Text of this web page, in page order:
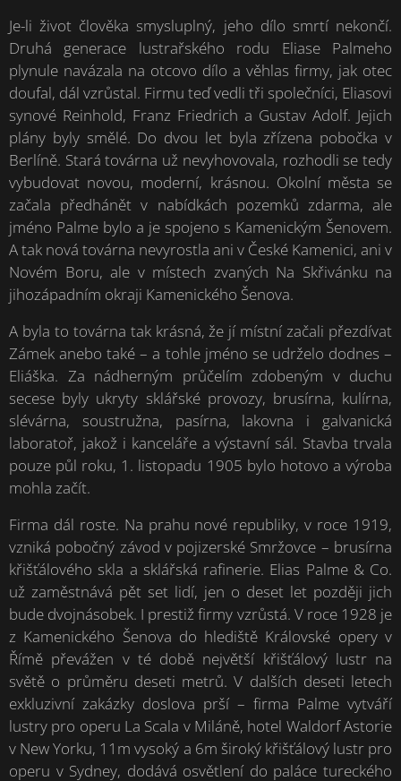
Je-li život člověka smysluplný, jeho dílo smrtí nekončí.
Druhá generace lustrařského rodu Eliase Palmeho
plynule navázala na otcovo dílo a věhlas firmy, jak otec
doufal, dál vzrůstal. Firmu teď vedli tři společníci, Eliasovi
synové Reinhold, Franz Friedrich a Gustav Adolf. Jejich
plány byly smělé. Do dvou let byla zřízena pobočka v
Berlíně. Stará továrna už nevyhovovala, rozhodli se tedy
vybudovat novou, moderní, krásnou. Okolní města se
začala předhánět v nabídkách pozemků zdarma, ale
jméno Palme bylo a je spojeno s Kamenickým Šenovem.
A tak nová továrna nevyrostla ani v České Kamenici, ani v
Novém Boru, ale v místech zvaných Na Skřivánku na
jihozápadním okraji Kamenického Šenova.
A byla to továrna tak krásná, že jí místní začali přezdívat
Zámek anebo také – a tohle jméno se udrželo dodnes –
Eliáška. Za nádherným průčelím zdobeným v duchu
secese byly ukryty sklářské provozy, brusírna, kulírna,
slévárna, soustružna, pasírna, lakovna i galvanická
laboratoř, jakož i kanceláře a výstavní sál. Stavba trvala
pouze půl roku, 1. listopadu 1905 bylo hotovo a výroba
mohla začít.
Firma dál roste. Na prahu nové republiky, v roce 1919,
vzniká pobočný závod v pojizerské Smržovce – brusírna
křišťálového skla a sklářská rafinerie. Elias Palme & Co.
už zaměstnává pět set lidí, jen o deset let později jich
bude dvojnásobek. I prestiž firmy vzrůstá. V roce 1928 je
z Kamenického Šenova do hlediště Královské opery v
Římě převážen v té době největší křišťálový lustr na
světě o průměru deseti metrů. V dalších deseti letech
exkluzivní zakázky doslova prší – firma Palme vytváří
lustry pro operu La Scala v Miláně, hotel Waldorf Astorie
v New Yorku, 11m vysoký a 6m široký křišťálový lustr pro
operu v Sydney, dodává osvětlení do paláce tureckého